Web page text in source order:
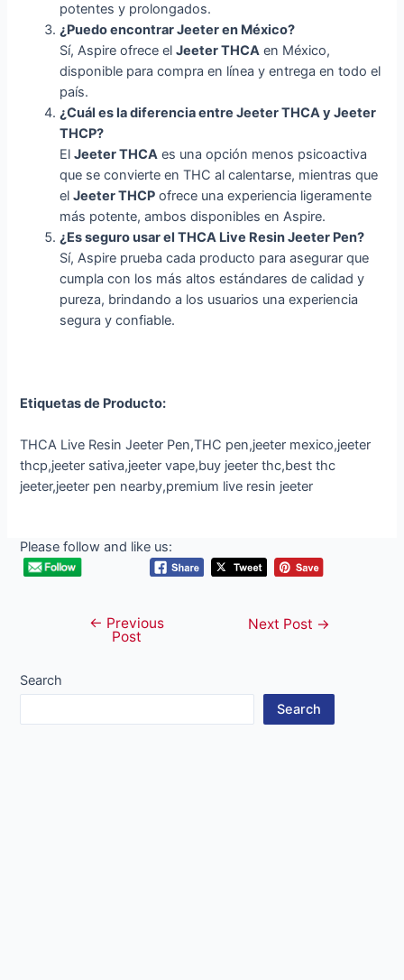
potentes y prolongados.
¿Puedo encontrar Jeeter en México?
Sí, Aspire ofrece elJeeter THCA en México,
disponible para compra en línea y entrega en todo el
país.
¿Cuál es la diferencia entre Jeeter THCA y Jeeter
THCP?
ElJeeter THCA es una opción menos psicoactiva
que se convierte en THC al calentarse, mientras que
elJeeter THCP ofrece una experiencia ligeramente
más potente, ambos disponibles en Aspire.
¿Es seguro usar el THCA Live Resin Jeeter Pen?
Sí, Aspire prueba cada producto para asegurar que
cumpla con los más altos estándares de calidad y
pureza, brindando a los usuarios una experiencia
segura y confiable.
Etiquetas de Producto:
THCA Live Resin Jeeter Pen,THC pen,jeeter mexico,jeeter
thcp,jeeter sativa,jeeter vape,buy jeeter thc,best thc
jeeter,jeeter pen nearby,premium live resin jeeter
Please follow and like us:
navigation
← Previous
Post
Next Post →
Search
Search